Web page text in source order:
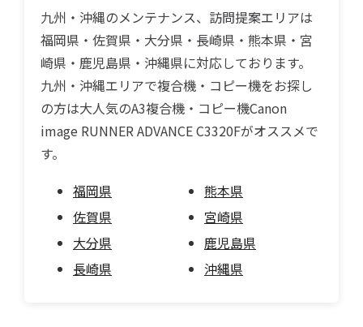
九州・沖縄のメンテナンス、訪問提案エリアは
福岡県・佐賀県・大分県・長崎県・熊本県・宮
崎県・鹿児島県・沖縄県に対応しております。
九州・沖縄エリアで複合機・コピー機をお探し
の方は大人気のA3複合機・コピー機Canon
image RUNNER ADVANCE C3320Fがオススメで
す。
福岡県
佐賀県
大分県
長崎県
熊本県
宮崎県
鹿児島県
沖縄県